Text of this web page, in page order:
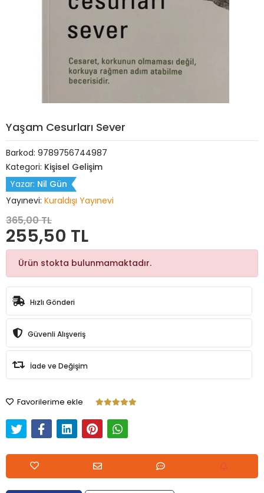
Yaşam Cesurları Sever
Barkod: 9789756744987
Kategori: Kişisel Gelişim
Yazar: Nil Gün
Yayınevi: Kuraldışı Yayınevi
365,00 TL
255,50 TL
Ürün stokta bulunmamaktadır.
Hızlı Gönderi
Güvenli Alışveriş
İade ve Değişim
Favorilerime ekle